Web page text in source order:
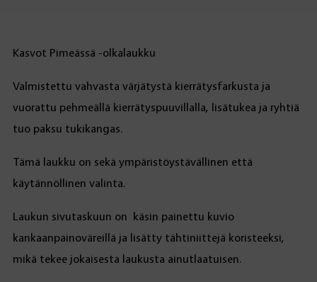
Kasvot Pimeässä -olkalaukku
Valmistettu vahvasta värjätystä kierrätysfarkusta ja
vuorattu pehmeällä kierrätyspuuvillalla, lisätukea ja ryhtiä
tuo paksu tukikangas.
Tämä laukku on sekä ympäristöystävällinen että
käytännöllinen valinta.
Laukun sivutaskuun on käsin painettu kuvio
kankaanpainoväreillä ja lisätty tähtiniittejä koristeeksi,
mikä tekee jokaisesta laukusta ainutlaatuisen.